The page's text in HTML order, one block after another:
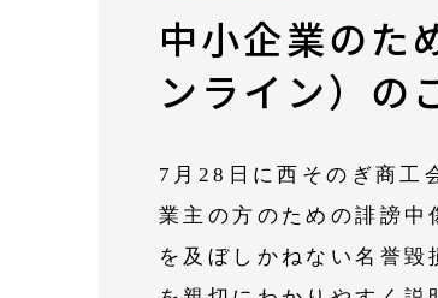
中小企業のた
ンライン）の
7月28日に西そのぎ商工
業主の方のための誹謗中
を及ぼしかねない名誉